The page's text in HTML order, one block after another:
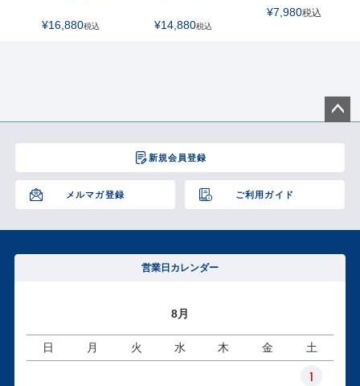
¥16,880税込 ¥14,880税込
¥7,980税込
新規会員登録
メルマガ登録 ご利用ガイド
ジト
へ
営業日カレンダー
8月
日 月 火 水 木 金 土
1